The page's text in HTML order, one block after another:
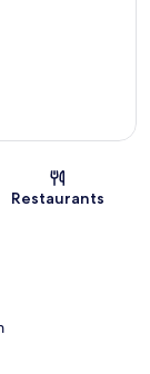
Restaurants